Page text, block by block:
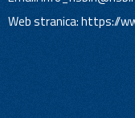
Web stranica: https://